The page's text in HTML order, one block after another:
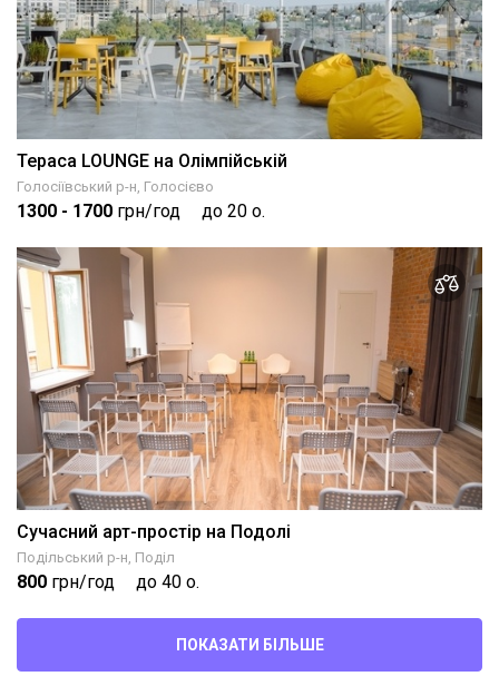
Тераса LOUNGE на Олімпійській
Голосіївський р-н, Голосієво
1300 - 1700 грн/год до 20 о.
Сучасний арт-простір на Подолі
Подільський р-н, Поділ
800 грн/год до 40 о.
ПОКАЗАТИ БІЛЬШЕ